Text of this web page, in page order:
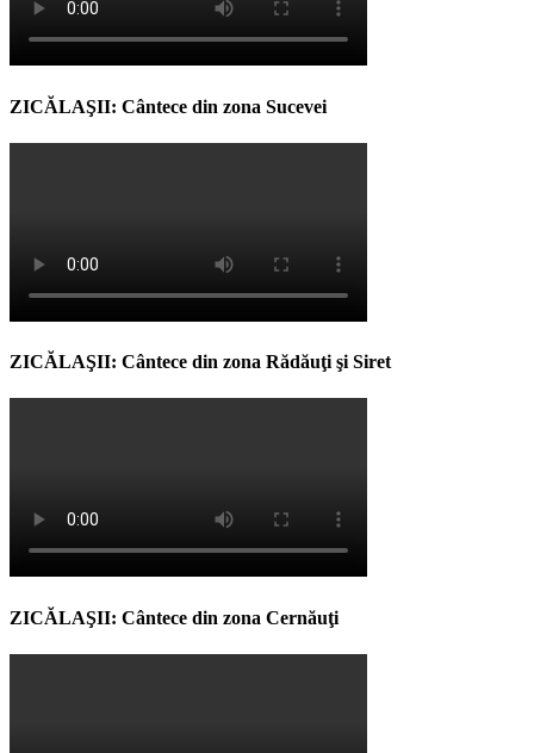
ZICĂLAŞII: Cântece din zona Sucevei
ZICĂLAŞII: Cântece din zona Rădăuţi şi Siret
ZICĂLAŞII: Cântece din zona Cernăuţi